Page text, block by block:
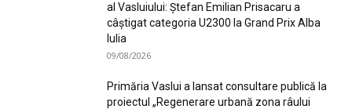
al Vasluiului: Ștefan Emilian Prisacaru a
câștigat categoria U2300 la Grand Prix Alba
Iulia
09/08/2026
Primăria Vaslui a lansat consultare publică la
proiectul „Regenerare urbană zona râului